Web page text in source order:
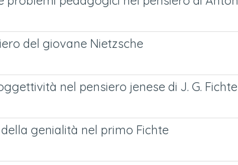
del giovane Nietzsche
nel pensiero jenese di J. G. Fichte
genialità nel primo Fichte